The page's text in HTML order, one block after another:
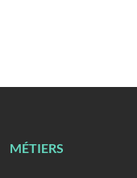
MÉTIERS